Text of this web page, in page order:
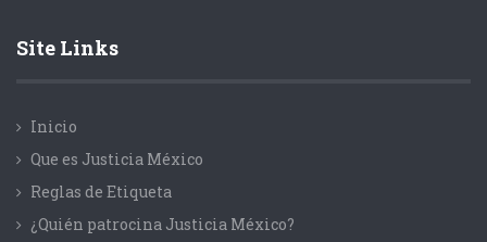
Site Links
Inicio
Que es Justicia México
Reglas de Etiqueta
¿Quién patrocina Justicia México?